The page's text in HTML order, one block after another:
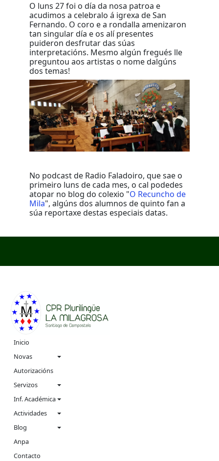
O luns 27 foi o día da nosa patroa e
acudimos a celebralo á igrexa de San
Fernando. O coro e a rondalla amenizaron
tan singular día e os alí presentes
puideron desfrutar das súas
interpretacións. Mesmo algún fregués lle
preguntou aos artistas o nome dalgúns
dos temas!
No podcast de Radio Faladoiro, que sae o
primeiro luns de cada mes, o cal podedes
atopar no blog do colexio "O Recuncho de
Mila", algúns dos alumnos de quinto fan a
súa reportaxe destas especiais datas.
Navigation
menu
Inicio
Novas
Autorizacións
Servizos
Inf. Académica
Actividades
Blog
Anpa
Contacto